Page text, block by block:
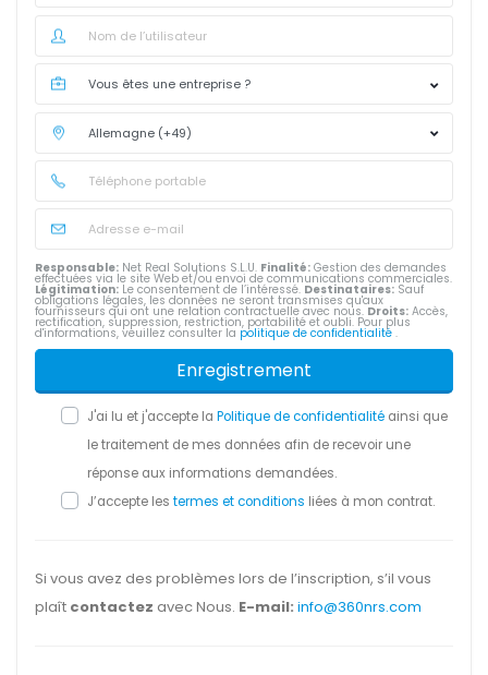
Responsable: Net Real Solutions S.L.U. Finalité: Gestion des demandes
effectuées via le site Web et/ou envoi de communications commerciales.
Légitimation: Le consentement de l’intéressé. Destinataires: Sauf
obligations légales, les données ne seront transmises qu'aux
fournisseurs qui ont une relation contractuelle avec nous. Droits: Accès,
rectification, suppression, restriction, portabilité et oubli. Pour plus
d'informations, veuillez consulter la politique de confidentialité .
Enregistrement
J'ai lu et j'accepte la Politique de confidentialité ainsi que
le traitement de mes données afin de recevoir une
réponse aux informations demandées.
J’accepte les termes et conditions liées à mon contrat.
Si vous avez des problèmes lors de l’inscription, s’il vous
plaît contactez avec Nous. E-mail: info@360nrs.com